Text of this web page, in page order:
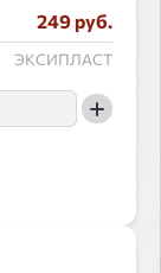
249 руб.
ЭКСИПЛАСТ